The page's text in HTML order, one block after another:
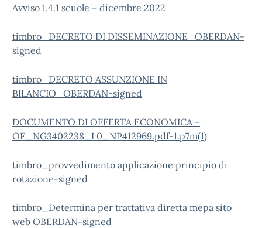
Avviso 1.4.1 scuole – dicembre 2022
timbro_DECRETO DI DISSEMINAZIONE_OBERDAN-
signed
timbro_DECRETO ASSUNZIONE IN
BILANCIO_OBERDAN-signed
DOCUMENTO DI OFFERTA ECONOMICA –
OE_NG3402238_L0_NP412969.pdf-1.p7m(1)
timbro_provvedimento applicazione principio di
rotazione-signed
timbro_Determina per trattativa diretta mepa sito
web OBERDAN-signed